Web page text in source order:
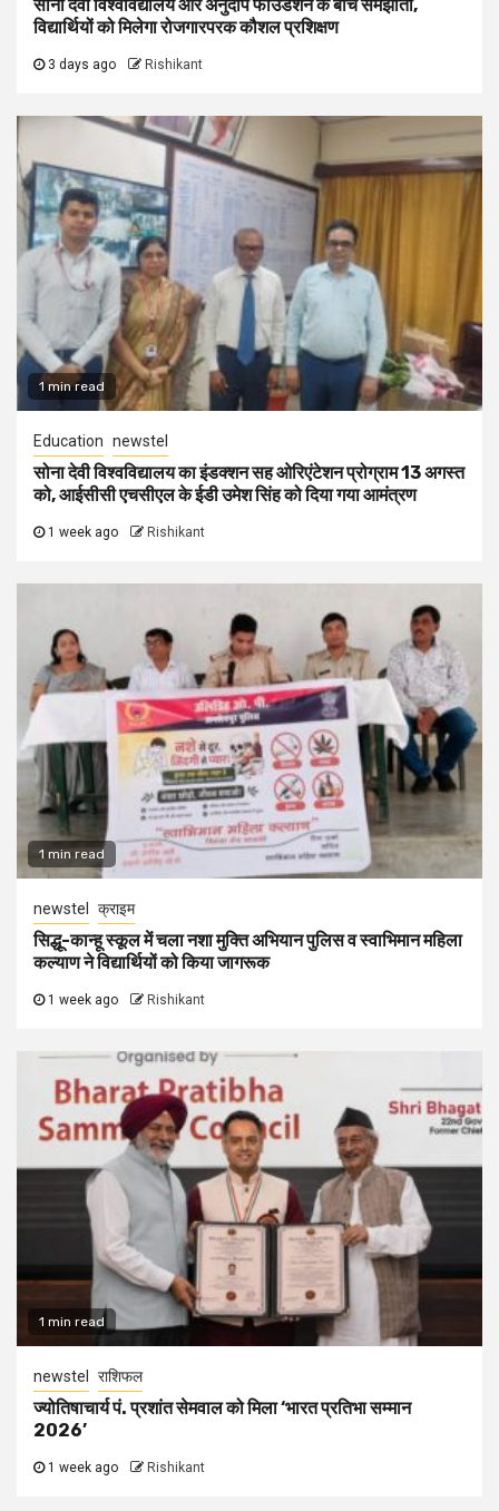
सोना देवी विश्वविद्यालय और अनुदीप फाउंडेशन के बीच समझौता,
विद्यार्थियों को मिलेगा रोजगारपरक कौशल प्रशिक्षण
3 days ago Rishikant
1 min read
Education newstel
सोना देवी विश्वविद्यालय का इंडक्शन सह ओरिएंटेशन प्रोग्राम 13 अगस्त
को, आईसीसी एचसीएल के ईडी उमेश सिंह को दिया गया आमंत्रण
1 week ago Rishikant
1 min read
newstel क्राइम
सिद्धू-कान्हू स्कूल में चला नशा मुक्ति अभियान पुलिस व स्वाभिमान महिला
कल्याण ने विद्यार्थियों को किया जागरूक
1 week ago Rishikant
1 min read
newstel राशिफल
ज्योतिषाचार्य पं. प्रशांत सेमवाल को मिला ‘भारत प्रतिभा सम्मान
2026’
1 week ago Rishikant